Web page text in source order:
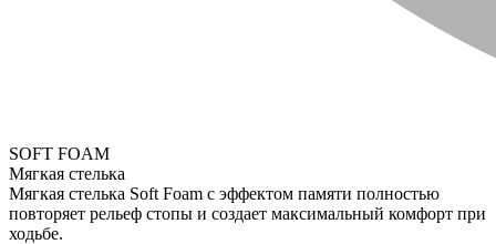
SOFT FOAM
Мягкая стелька
Мягкая стелька Soft Foam с эффектом памяти полностью
повторяет рельеф стопы и создает максимальный комфорт при
ходьбе.